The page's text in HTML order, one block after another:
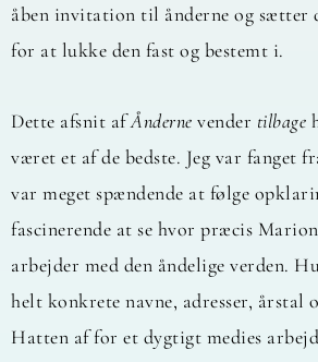
åben invitation til ånderne og sætter
for at lukke den fast og bestemt i.
Dette afsnit afÅnderne vender tilbage
været et af de bedste. Jeg var fanget
var meget spændende at følge
fascinerende at se hvor præcis
arbejder med den åndelige verden.
helt konkrete navne, adresser, årstal
Hatten af for et dygtigt medies